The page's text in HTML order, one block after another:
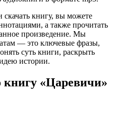
книгу, вы можете
а также прочитать
произведение. Мы
— это ключевые фразы,
суть книги, раскрыть
истории.
книгу «Царевичи»